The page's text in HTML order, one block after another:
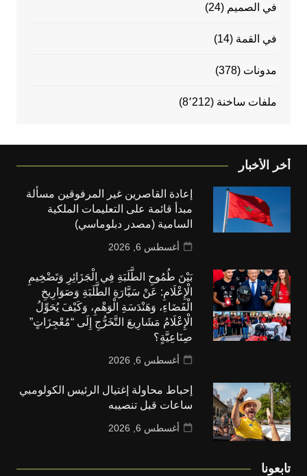
في الصميم (24)
في القمة (14)
مدونات (378)
ملفات ساخنة (8٬212)
أخر الأخبار
إعادة القاصرين غير المرفوقين مسألة
مبدأ قائمة على التعليمات الملكية
السامية (مصدر دبلوماسي)
أغسطس 6, 2026
بَيْنَ طُمُوحِ الطَّلَبَةِ فِي الْجَزَائِرِ وَتَضْخِيمِ
الْإِعْلَامِ: عَنْ سَيَّارَةِ الطَّلَبَةِ وَصَوَارِيخِ
الْفَضَاءِ، وَهَنْدَسَةِ الْوَهْمِ، وَكَيْفَ يُحَوِّلُ
الْإِعْلَامُ مَشَارِيعَ التَّخَرُّجِ إِلَى “مُعْجِزَاتٍ”
صِنَاعِيَّةٍ؟
أغسطس 6, 2026
إحباط محاولة إغتيال الرئيس الكولومبي
ساعات قبل تنصيبه
أغسطس 6, 2026
تابعونا